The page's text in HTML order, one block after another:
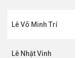
Lê Võ Minh Trí
Lê Nhật Vinh